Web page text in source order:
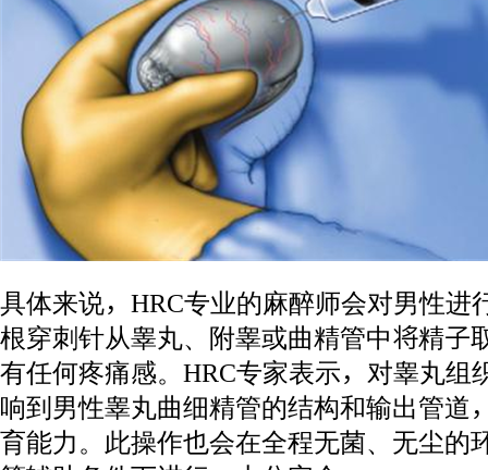
具体来说，HRC专业的麻醉师会对男性进
根穿刺针从睾丸、附睾或曲精管中将精子
有任何疼痛感。HRC专家表示，对睾丸组
响到男性睾丸曲细精管的结构和输出管道
育能力。此操作也会在全程无菌、无尘的